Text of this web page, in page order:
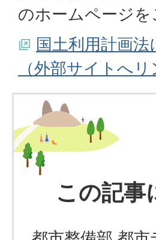
のホームページを
国土利用計画
（外部サイトへリ
この記事